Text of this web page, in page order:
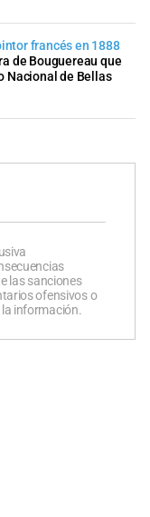
francés en 1888
de Bouguereau que
Nacional de Bellas
las sanciones
ofensivos o
información.